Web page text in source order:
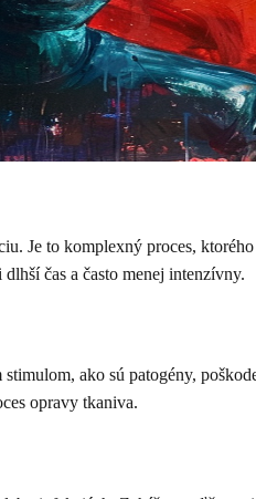
Je to komplexný proces,
čas a často menej intenzívny.
ako sú patogény,
opravy tkaniva.